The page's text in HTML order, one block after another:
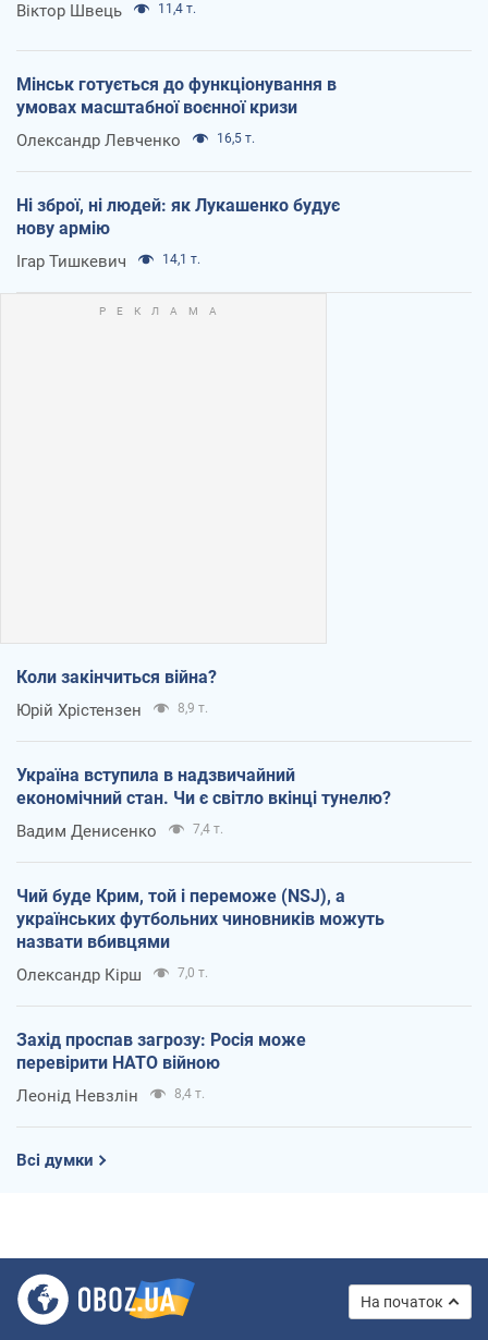
Віктор Швець 11,4 т.
Мінськ готується до функціонування в
умовах масштабної воєнної кризи
Олександр Левченко 16,5 т.
Ні зброї, ні людей: як Лукашенко будує
нову армію
Ігар Тишкевич 14,1 т.
Коли закінчиться війна?
Юрій Хрістензен 8,9 т.
Україна вступила в надзвичайний
економічний стан. Чи є світло вкінці тунелю?
Вадим Денисенко 7,4 т.
Чий буде Крим, той і переможе (NSJ), а
українських футбольних чиновників можуть
назвати вбивцями
Олександр Кірш 7,0 т.
Захід проспав загрозу: Росія може
перевірити НАТО війною
Леонід Невзлін 8,4 т.
Всі думки
На початок